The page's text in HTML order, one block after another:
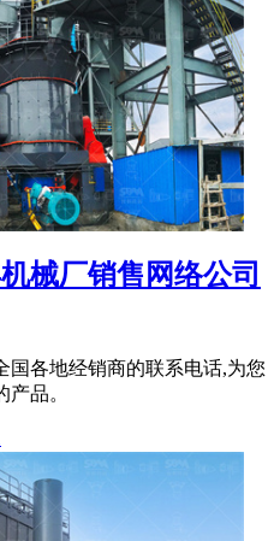
械厂销售网络公司
国各地经销商的联系电话,为您
品。